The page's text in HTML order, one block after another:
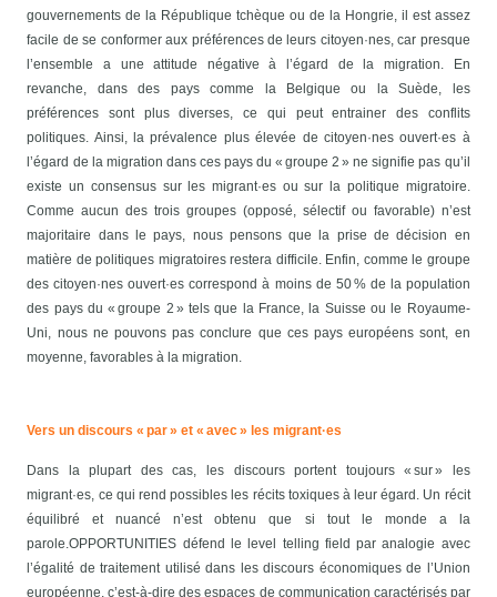
gouvernements de la République tchèque ou de la Hongrie, il est assez
facile de se conformer aux préférences de leurs citoyen·nes, car presque
l’ensemble a une attitude négative à l’égard de la migration.
En
revanche, dans des pays comme la Belgique ou la Suède, les
préférences sont plus diverses, ce qui peut entrainer des conflits
politiques. Ainsi, la prévalence plus élevée de citoyen·nes ouvert·es à
l’égard de la migration dans ces pays du « groupe 2 » ne signifie pas qu’il
existe un consensus sur les migrant·es ou sur la politique migratoire.
Comme aucun des trois groupes (opposé, sélectif ou favorable) n’est
majoritaire dans le pays, nous pensons que la prise de décision en
matière de politiques migratoires restera difficile. Enfin, comme le groupe
des citoyen·nes ouvert·es correspond à moins de 50 % de la population
des pays du « groupe 2 » tels que la France, la Suisse ou le Royaume-
Uni, nous ne pouvons pas conclure que ces pays européens sont, en
moyenne, favorables à la migration.
Vers un discours « par » et « avec » les migrant·es
Dans la plupart des cas, les discours portent toujours « sur » les
migrant·es, ce qui rend possibles les récits toxiques à leur égard. Un récit
équilibré et nuancé n’est obtenu que si tout le monde a la
parole.OPPORTUNITIES défend le level telling field par analogie avec
l’égalité de traitement utilisé dans les discours économiques de l’Union
européenne, c’est-à-dire des espaces de communication caractérisés par